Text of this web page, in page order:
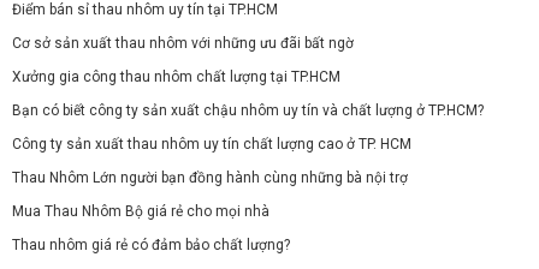
Điểm bán sỉ thau nhôm uy tín tại TP.HCM
Cơ sở sản xuất thau nhôm với những ưu đãi bất ngờ
Xưởng gia công thau nhôm chất lượng tại TP.HCM
Bạn có biết công ty sản xuất chậu nhôm uy tín và chất lượng ở TP.HCM?
Công ty sản xuất thau nhôm uy tín chất lượng cao ở TP. HCM
Thau Nhôm Lớn người bạn đồng hành cùng những bà nội trợ
Mua Thau Nhôm Bộ giá rẻ cho mọi nhà
Thau nhôm giá rẻ có đảm bảo chất lượng?